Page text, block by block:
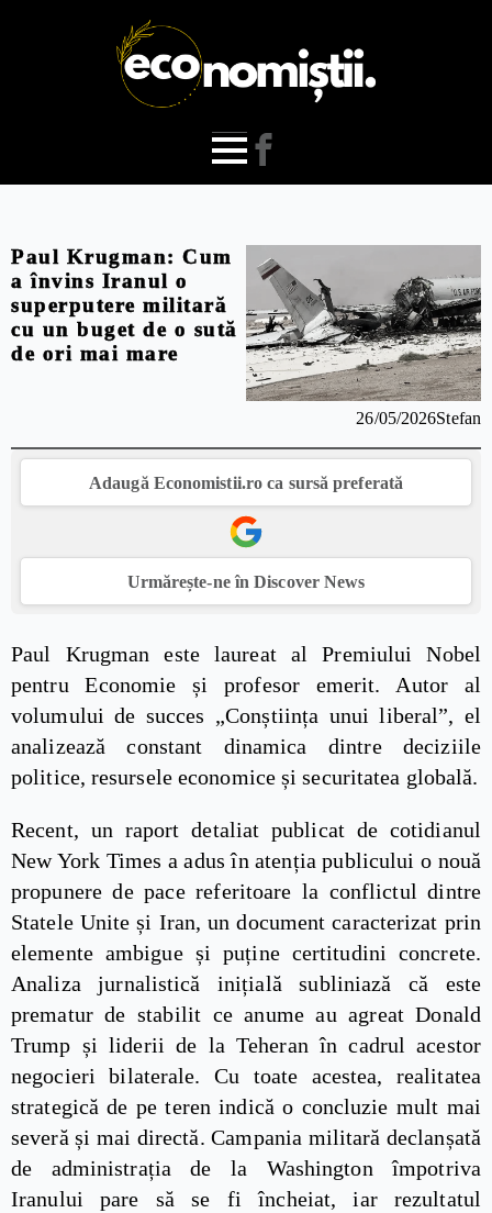
Paul Krugman: Cum
a învins Iranul o
superputere militară
cu un buget de o sută
de ori mai mare
26/05/2026Stefan
Adaugă Economistii.ro ca sursă preferată
Urmărește-ne în Discover News
Paul Krugman este laureat al Premiului Nobel
pentru Economie și profesor emerit. Autor al
volumului de succes „Conștiința unui liberal”, el
analizează constant dinamica dintre deciziile
politice, resursele economice și securitatea globală.
Recent, un raport detaliat publicat de cotidianul
New York Times a adus în atenția publicului o nouă
propunere de pace referitoare la conflictul dintre
Statele Unite și Iran, un document caracterizat prin
elemente ambigue și puține certitudini concrete.
Analiza jurnalistică inițială subliniază că este
prematur de stabilit ce anume au agreat Donald
Trump și liderii de la Teheran în cadrul acestor
negocieri bilaterale. Cu toate acestea, realitatea
strategică de pe teren indică o concluzie mult mai
severă și mai directă. Campania militară declanșată
de administrația de la Washington împotriva
Iranului pare să se fi încheiat, iar rezultatul